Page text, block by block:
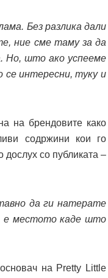
Без разлика дали
ние сме таму за да
. Но, што ако успееме
се интересни, туку и
на брендовите како
содржини кои го
дослух со публиката –
да ги натерате
е местото каде што
на Pretty Little